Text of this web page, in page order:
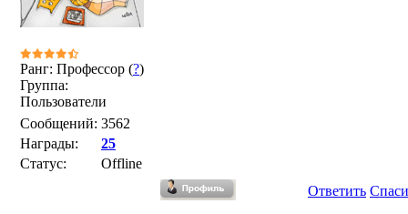
Ранг: Профессор (?)
Группа:
Пользователи
Сообщений: 3562
Награды:
25
Статус:
Offline
Ответить